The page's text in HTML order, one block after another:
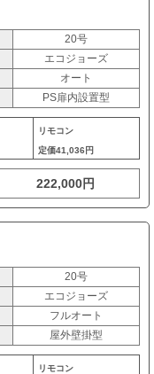
20号
エコジョーズ
オート
PS扉内設置型
リモコン
定価41,036円
222,000円
20号
エコジョーズ
フルオート
屋外壁掛型
リモコン